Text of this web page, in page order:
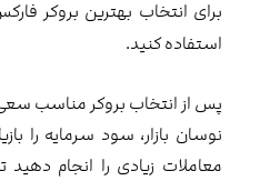
برای انتخاب بهترین بروکر
استفاده کنید.
پس از انتخاب بروکر مناسب
نوسان بازار، سود سرمایه را
معاملات زیادی را انجام دهید